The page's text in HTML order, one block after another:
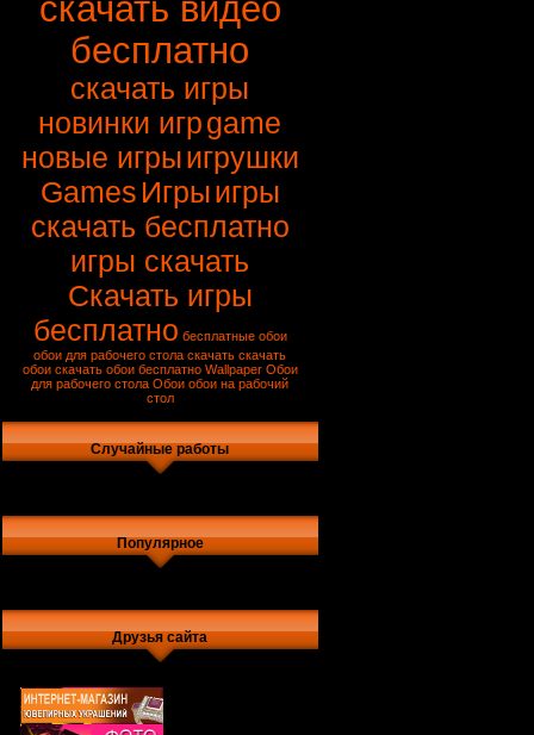
скачать видео
бесплатно
скачать игры
новинки игрgame
новые игрыигрушки
Games Игрыигры
скачать бесплатно
игры скачать
Скачать игры
бесплатно бесплатные обои
обои для рабочего стола скачать скачать
обои скачать обои бесплатно Wallpaper Обои
для рабочего стола Обои обои на рабочий
стол
Случайные работы
Популярное
Друзья сайта